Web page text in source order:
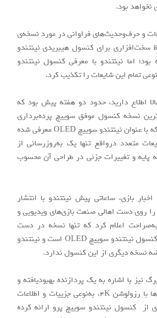
بود.
و حرف‌وحدیث‌های فراوانی در مورد نسخه‌ی
سخت‌افزاری برای کنسول هیبریدی نینتندو
اما نینتندو با معرفی کنسول نینتندو
اطلاع دارید، حدود دو هفته پیش بود که
نسخه کنسول موفق سوییچ پرده‌برداری
کرد. این کنسول که با عنوان نینتندو سوییچ OLED معرفی شده
متعدد درواقع تنها یک به‌روزرسانی از
پایه و تغییرات جزئی در طراحی آن محسوب
بازی، ساعاتی پیش نینتندو با انتشار
را روی دست اهالی صنعت بازی‌های ویدیویی و
اعلام کرد که تنها نسخه در دست
ساخت از سوییچ، کنسول نینتندو سوییچ OLED است و نینتندو
نسخه دیگری از این کنسول ندارد.
نیز با اشاره به یک پردازنده بهبودیافته و
امکان تجربه بازی‌ها با رزولوشن 4K، به‌نوعی جزییات و اطلاعات
از کنسول نینتندو سوییچ پرو ارائه کرده